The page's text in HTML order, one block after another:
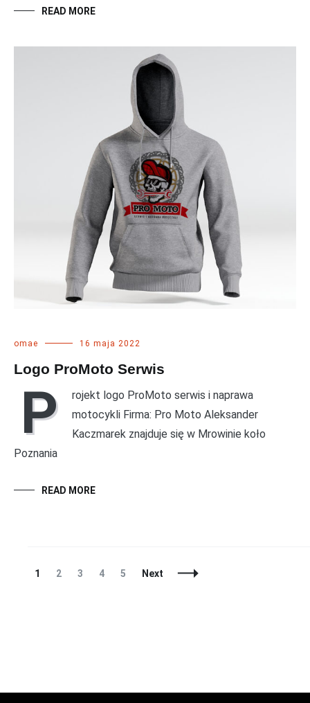
READ MORE
omae 16 maja 2022
Logo ProMoto Serwis
P
rojekt logo ProMoto serwis i naprawa
motocykli Firma: Pro Moto Aleksander
Kaczmarek znajduje się w Mrowinie koło
Poznania
READ MORE
Posts
Page
1 Page
2 Page
3 Page
4 Page
5 Next